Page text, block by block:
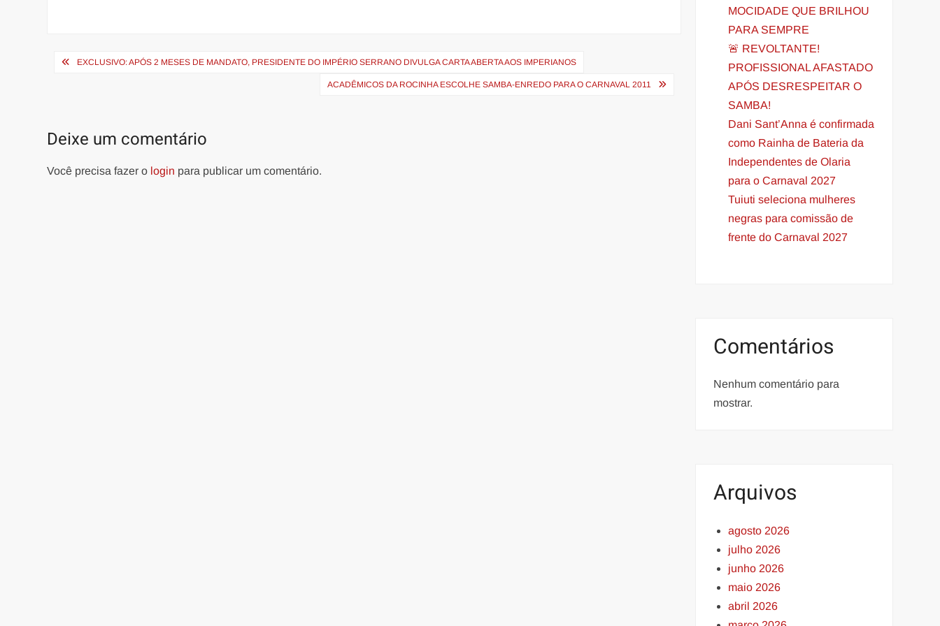
Navegação
EXCLUSIVO: APÓS 2 MESES DE MANDATO, PRESIDENTE DO IMPÉRIO SERRANO DIVULGA CARTA ABERTA AOS IMPERIANOS
ACADÊMICOS DA ROCINHA ESCOLHE SAMBA-ENREDO PARA O CARNAVAL 2011
Deixe um comentário
Você precisa fazer o login para publicar um comentário.
MOCIDADE QUE BRILHOU
PARA SEMPRE
🚨 REVOLTANTE!
PROFISSIONAL AFASTADO
APÓS DESRESPEITAR O
SAMBA!
Dani Sant’Anna é confirmada
como Rainha de Bateria da
Independentes de Olaria
para o Carnaval 2027
Tuiuti seleciona mulheres
negras para comissão de
frente do Carnaval 2027
Comentários
Nenhum comentário para
mostrar.
Arquivos
agosto 2026
julho 2026
junho 2026
maio 2026
abril 2026